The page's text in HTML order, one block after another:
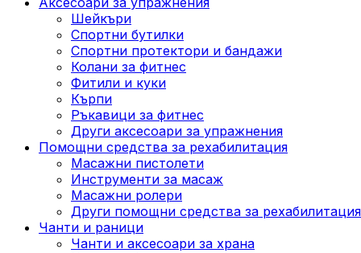
Шейкъри
Спортни бутилки
Спортни протектори и бандажи
Колани за фитнес
Фитили и куки
Кърпи
Ръкавици за фитнес
Други аксесоари за упражнения
Помощни средства за рехабилитация
Масажни пистолети
Инструменти за масаж
Масажни ролери
Други помощни средства за рехабилитация
Чанти и раници
Чанти и аксесоари за храна